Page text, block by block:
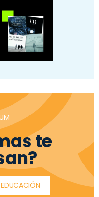
te
EDUCACIÓN